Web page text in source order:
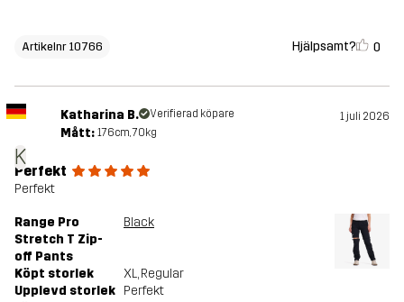
Artikelnr 10766 Hjälpsamt? 0
K
Katharina B. Verifierad köpare 1 juli 2026
Mått: 176cm, 70kg
Perfekt
Perfekt
Range Pro
Stretch T Zip-
off Pants
Black
Köpt storlek XL, Regular
Upplevd storlek Perfekt